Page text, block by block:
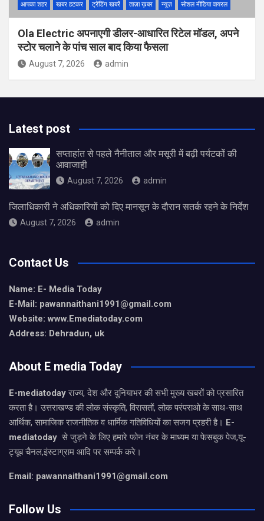
आपका शहर खबर हटकर ट्रेंडिंग खबरें ताज़ा ख़बर न्यूज़ सोशल मीडिया वायरल
Ola Electric अपनाएगी डीलर-आधारित रिटेल मॉडल, अपने
स्टोर चलाने के पांच साल बाद किया फैसला
August 7, 2026 admin
Latest post
सप्ताहांत से पहले नैनीताल और मसूरी में बढ़ी पर्यटकों की
आवाजाही
August 7, 2026 admin
जिलाधिकारी ने अधिकारियों को दिए मानसून के दौरान सतर्क रहने के निर्देश
August 7, 2026 admin
Contact Us
Name: E- Media Today
E-Mail: pawannaithani1991@gmail.com
Website: www.Emediatoday.com
Address: Dehradun, uk
About E media Today
E-mediatodayराज्य, देश और दुनियाभर की सभी मुख्य खबरों को प्रसारित
करता है। उत्तराखण्ड की लोक संस्कृति, विरासतों, लोक परंपराओ के साथ-साथ
आर्थिक, सामाजिक राजनीतिक व धार्मिक गतिविधियों का सजग प्रहरी है। E-
mediatoday से जुड़ने के लिए हमारे फोन नंबर के माध्यम या फेसबुक पेज,यू-
ट्यूब चैनल,इंस्टाग्राम आदि पर सम्पर्क करे।
Email: pawannaithani1991@gmail.com
Follow Us